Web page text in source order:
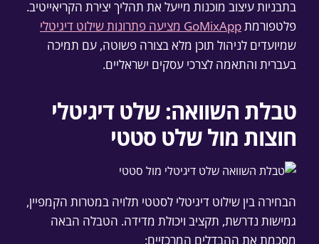
בתבניות עיצוב מוכנות מייעל את תהליך יצירת הקריאייטיב.
פלטפורמתGoMixApp מציעה פתרונות שילוט דיגיטלי
שמיועדים לניהול תוכן מלא בצורה פשוטה, עם תמיכה
בעברית והתאמה לצרכי עסקים ישראליים.
טבלת השוואה: שלט דיגיטלי
חוצות מול שלט סטטי
הבחירה בין שילוט דיגיטלי לסטטי תלויה במטרות הקמפיין,
גמישות נדרשת, תקציב ויכולת מדידה. הטבלה הבאה
מסכמת את ההבדלים המרכזיים: